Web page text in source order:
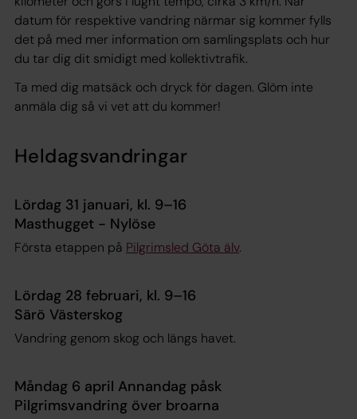
datum för respektive vandring närmar sig kommer fylls
det på med mer information om samlingsplats och hur
du tar dig dit smidigt med kollektivtrafik.
Ta med dig matsäck och dryck för dagen. Glöm inte
anmäla dig så vi vet att du kommer!
Heldagsvandringar
Lördag 31 januari, kl. 9–16
Masthugget - Nylöse
Första etappen på Pilgrimsled Göta älv.
Lördag 28 februari, kl. 9–16
Särö Västerskog
Vandring genom skog och längs havet.
Måndag 6 april Annandag påsk
Pilgrimsvandring över broarna